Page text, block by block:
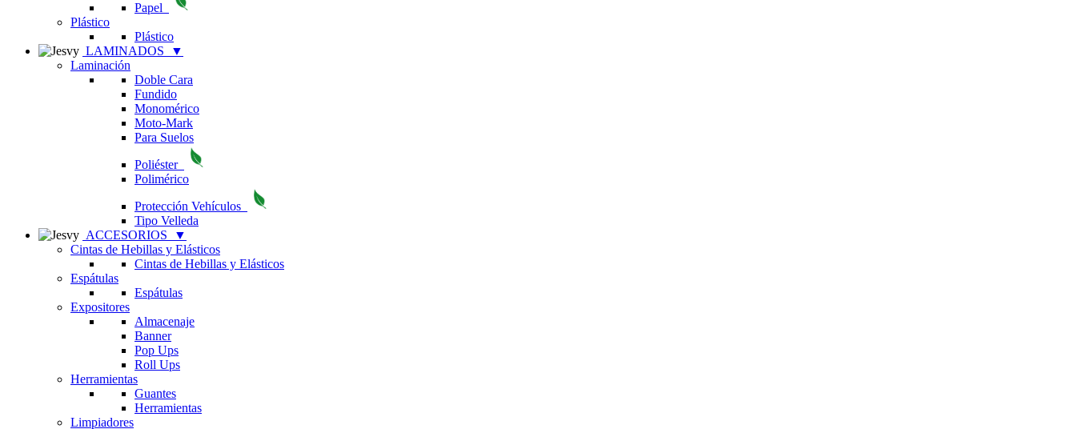
Papel
Plástico
Plástico
LAMINADOS
▼
Laminación
Doble Cara
Fundido
Monomérico
Moto-Mark
Para Suelos
Poliéster
Polimérico
Protección Vehículos
Tipo Velleda
ACCESORIOS
▼
Cintas de Hebillas y Elásticos
Cintas de Hebillas y Elásticos
Espátulas
Espátulas
Expositores
Almacenaje
Banner
Pop Ups
Roll Ups
Herramientas
Guantes
Herramientas
Limpiadores